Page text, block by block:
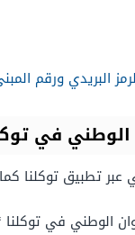
البريدي ورقم
الوطني في
عبر تطبيق توكلنا
الوطني في توكلنا